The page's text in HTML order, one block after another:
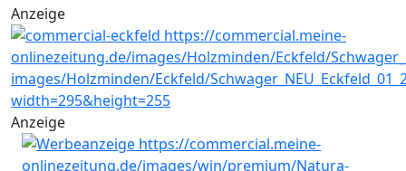
Anzeige
Anzeige